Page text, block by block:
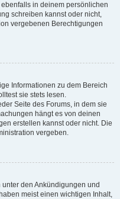
in deinem persönlichen
schreiben kannst oder nicht,
vergebenen Berechtigungen
Informationen zu dem Bereich
sie stets lesen.
Seite des Forums, in dem sie
hängt es von deinen
erstellen kannst oder nicht. Die
vergeben.
den Ankündigungen und
meist einen wichtigen Inhalt,